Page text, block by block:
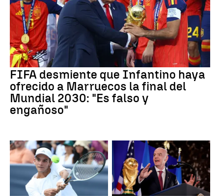
FIFA desmiente que Infantino haya
ofrecido a Marruecos la final del
Mundial 2030: "Es falso y
engañoso"